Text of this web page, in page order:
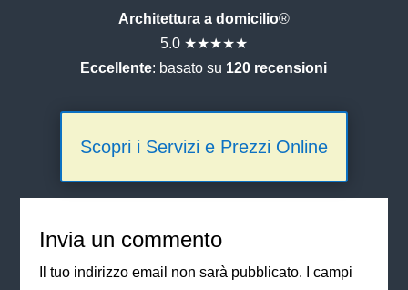
Architettura a domicilio®
5.0 ★★★★★
Eccellente: basato su 120 recensioni
Scopri i Servizi e Prezzi Online
Invia un commento
Il tuo indirizzo email non sarà pubblicato.
I campi